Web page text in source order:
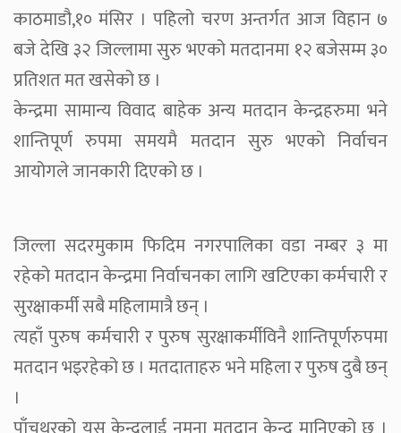
काठमाडौ,१० मंसिर । पहिलो चरण अन्तर्गत आज विहान ७
बजे देखि ३२ जिल्लामा सुरु भएको मतदानमा १२ बजेसम्म ३०
प्रतिशत मत खसेको छ ।
केन्द्रमा सामान्य विवाद बाहेक अन्य मतदान केन्द्रहरुमा भने
शान्तिपूर्ण रुपमा समयमै मतदान सुरु भएको निर्वाचन
आयोगले जानकारी दिएको छ ।
जिल्ला सदरमुकाम फिदिम नगरपालिका वडा नम्बर ३ मा
रहेको मतदान केन्द्रमा निर्वाचनका लागि खटिएका कर्मचारी र
सुरक्षाकर्मी सबै महिलामात्रै छन् ।
त्यहाँ पुरुष कर्मचारी र पुरुष सुरक्षाकर्मीविनै शान्तिपूर्णरुपमा
मतदान भइरहेको छ । मतदाताहरु भने महिला र पुरुष दुबै छन्
।